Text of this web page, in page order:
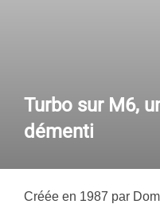
Turbo sur M6,
démenti
Créée en 1987 par